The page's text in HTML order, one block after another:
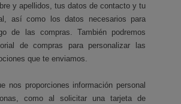
y apellidos, tus datos de contacto y tu
así como los datos necesarios para
de las compras. También podremos
de compras para personalizar las
que te enviamos.
nos proporciones información personal
como al solicitar una tarjeta de